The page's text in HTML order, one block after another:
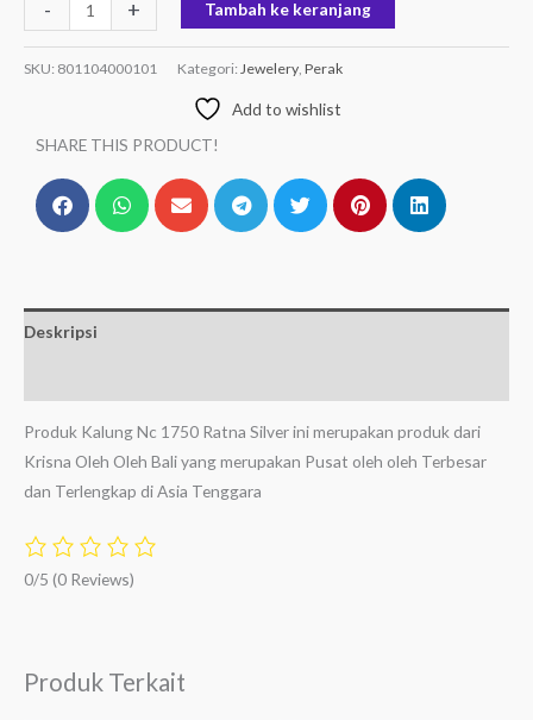
- + Tambah ke keranjang
SKU: 801104000101 Kategori: Jewelery Perak
Add to wishlist
SHARE THIS PRODUCT!
Deskripsi
Produk Kalung Nc 1750 Ratna Silver ini merupakan produk dari
Krisna Oleh Oleh Bali yang merupakan Pusat oleh oleh Terbesar
dan Terlengkap di Asia Tenggara
0/5 (0 Reviews)
Produk Terkait